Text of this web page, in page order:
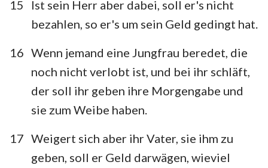
8
9 10 11 12 13
14
23 25 26 27
28
29
30 31 32 33 34
35
36
37 38 39
15
Ist sein Herr aber dabei, soll er's nicht
bezahlen, so er's um sein Geld gedingt hat.
16 Wenn jemand eine Jungfrau beredet, die
noch nicht verlobt ist, und bei ihr schläft,
der soll ihr geben ihre Morgengabe und
sie zum Weibe haben.
17 Weigert sich aber ihr Vater, sie ihm zu
geben, soll er Geld darwägen, wieviel